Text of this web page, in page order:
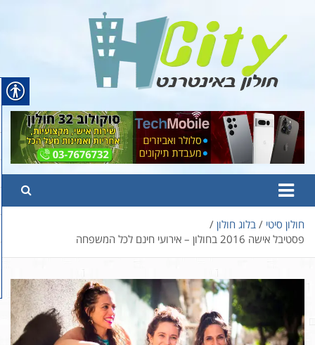
content
Hcity – חולון באינטרנט
פורטל החדשות והמידע של חולון
חולון סיטי
בלוג חולון
פסטיבל אישה 2016 בחולון – אירועי חינם לכל המשפחה